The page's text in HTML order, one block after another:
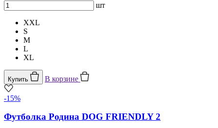
шт
XXL
S
M
L
XL
Купить В корзине
-15%
Футболка Родина DOG FRIENDLY 2